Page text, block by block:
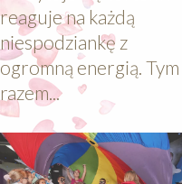
reaguje na każdą
niespodziankę z
ogromną energią. Tym
razem...
640